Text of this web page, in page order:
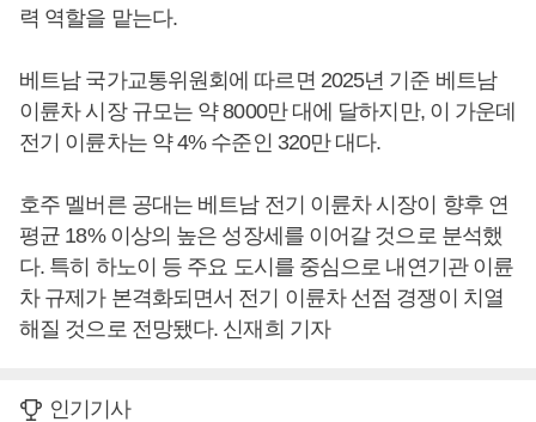
력 역할을 맡는다.
베트남 국가교통위원회에 따르면 2025년 기준 베트남
이륜차 시장 규모는 약 8000만 대에 달하지만, 이 가운데
전기 이륜차는 약 4% 수준인 320만 대다.
호주 멜버른 공대는 베트남 전기 이륜차 시장이 향후 연
평균 18% 이상의 높은 성장세를 이어갈 것으로 분석했
다. 특히 하노이 등 주요 도시를 중심으로 내연기관 이륜
차 규제가 본격화되면서 전기 이륜차 선점 경쟁이 치열
해질 것으로 전망됐다. 신재희 기자
인기기사